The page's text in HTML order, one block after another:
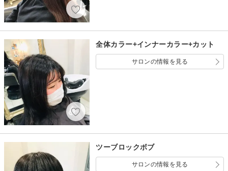
全体カラー+インナーカラー+カット
サロンの情報を見る
ツーブロックボブ
サロンの情報を見る